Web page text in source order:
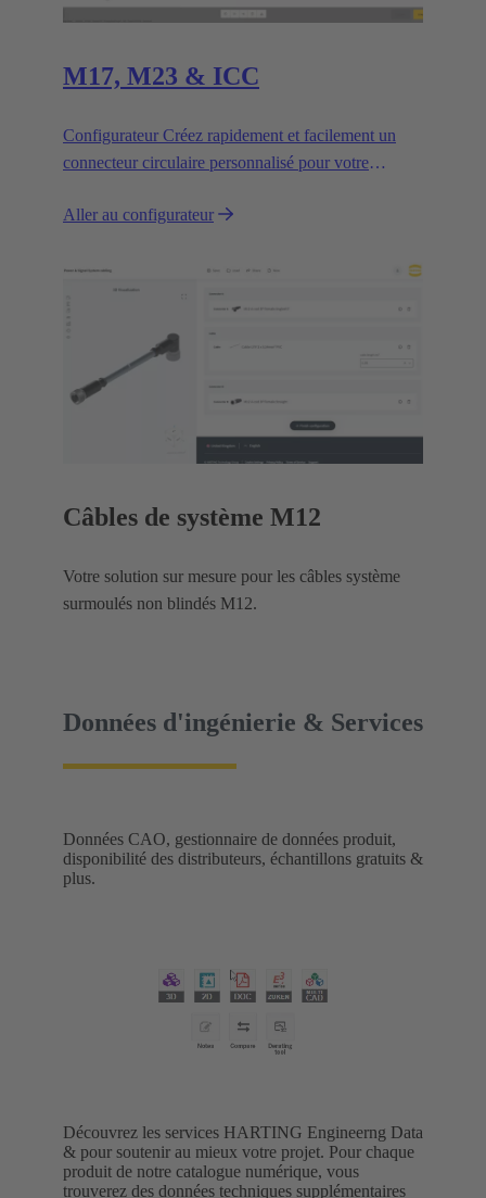
M17, M23 & ICC
Configurateur Créez rapidement et facilement un
connecteur circulaire personnalisé pour votre
Aller au configurateur
Câbles de système M12
Votre solution sur mesure pour les câbles système
surmoulés non blindés M12.
Données d'ingénierie & Services
Données CAO, gestionnaire de données produit,
disponibilité des distributeurs, échantillons gratuits &
plus.
Découvrez les services HARTING Engineerng Data
& pour soutenir au mieux votre projet. Pour chaque
produit de notre catalogue numérique, vous
trouverez des données techniques supplémentaires